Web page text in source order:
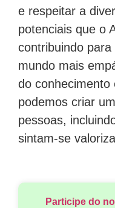
e respeitar a
potenciais que o
contribuindo
mundo mais
do conhecimento
podemos criar
pessoas,
sintam-se
Participe do